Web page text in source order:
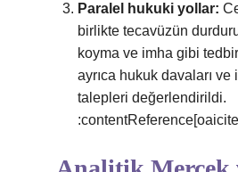
Paralel hukuki yollar:
birlikte tecavüzün
koyma ve imha gibi
ayrıca hukuk davaları
talepleri değerlendirildi.